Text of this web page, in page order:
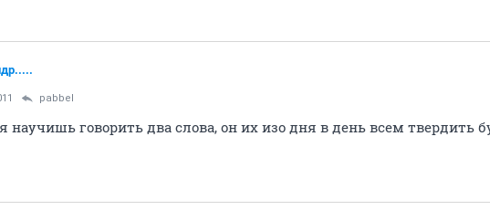
pabbel
научишь говорить два слова, он их изо дня в день всем твердить